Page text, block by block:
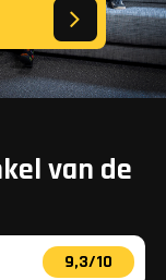
van de
9,3/10